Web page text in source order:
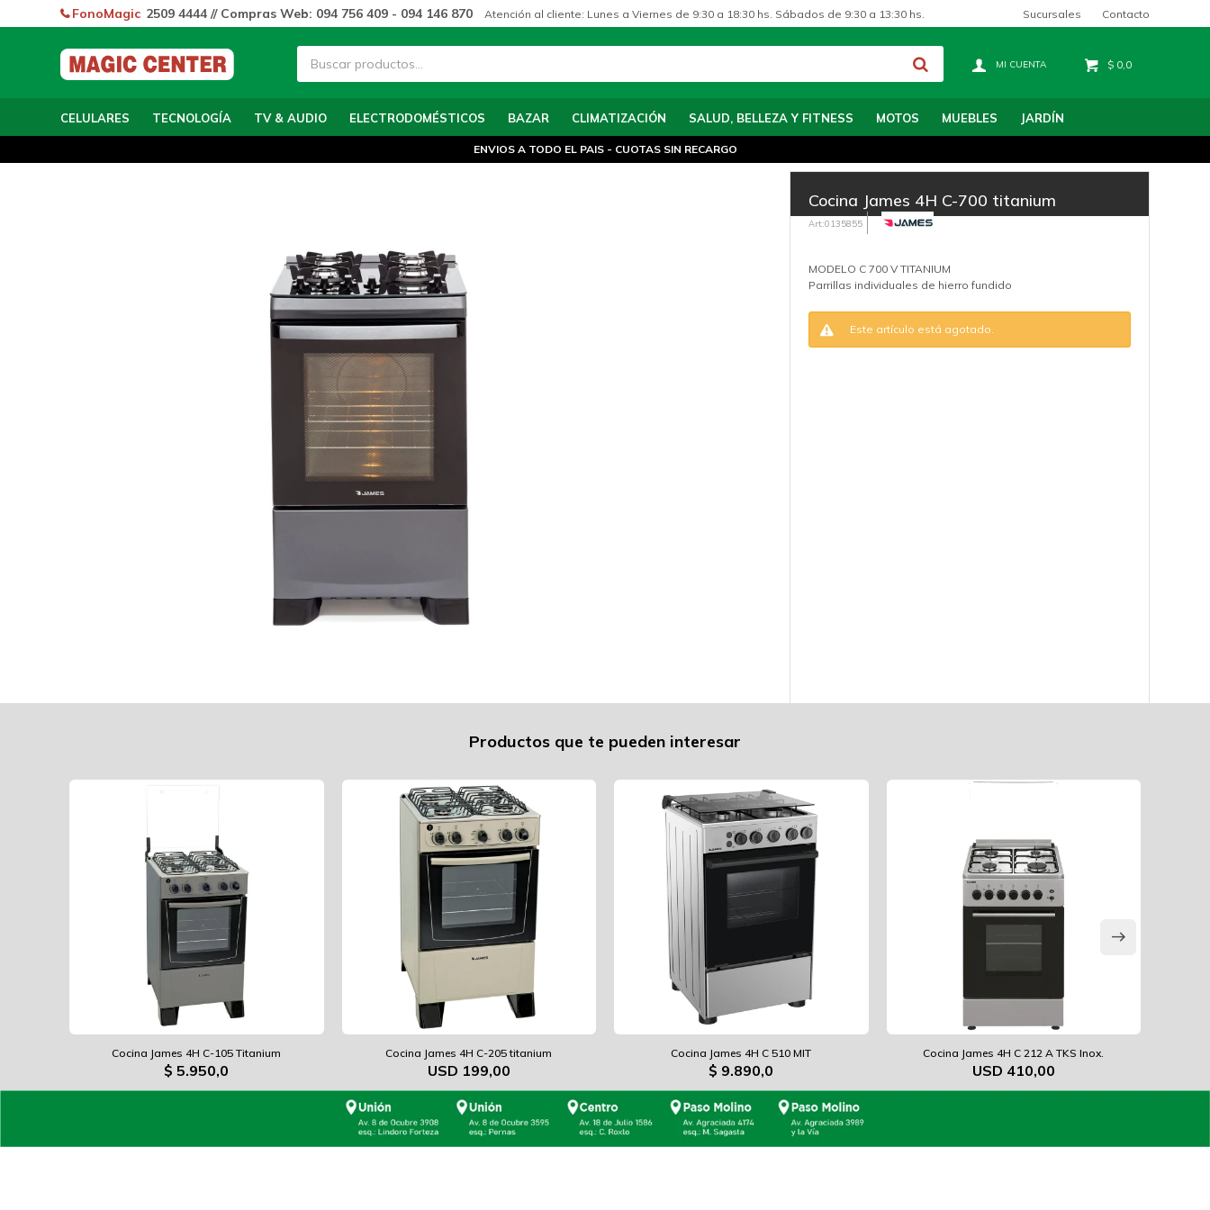
CELULARES TECNOLOGÍA TV & AUDIO ELECTRODOMÉSTICOS BAZAR CLIMATIZACIÓN SALUD, BELLEZA Y FITNESS MOTOS MUEBLES JARDÍN
$ 0,0
FonoMagic 2509 4444 // Compras Web: 094 756 409 - 094 146 870 Atención al cliente: Lunes a Viernes de 9:30 a 18:30 hs. Sábados de 9:30 a 13:30 hs. Sucursales Contacto
ENVIOS A TODO EL PAIS - CUOTAS SIN RECARGO
Cocina James 4H C-700 titanium
0135855
MODELO C 700 V TITANIUM
Parrillas individuales de hierro fundido
Este artículo está agotado.
Productos que te pueden interesar
Cocina James 4H C-105 Titanium
$ 5.950,0
Cocina James 4H C-205 titanium
USD 199,00
Cocina James 4H C 510 MIT
$ 9.890,0
Cocina James 4H C 212 A TKS Inox.
USD 410,00